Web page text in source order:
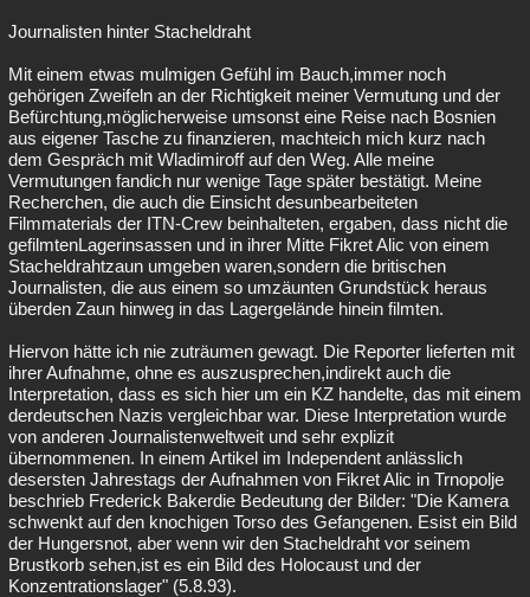
Journalisten hinter Stacheldraht
Mit einem etwas mulmigen Gefühl im Bauch,immer noch
gehörigen Zweifeln an der Richtigkeit meiner Vermutung und der
Befürchtung,möglicherweise umsonst eine Reise nach Bosnien
aus eigener Tasche zu finanzieren, machteich mich kurz nach
dem Gespräch mit Wladimiroff auf den Weg. Alle meine
Vermutungen fandich nur wenige Tage später bestätigt. Meine
Recherchen, die auch die Einsicht desunbearbeiteten
Filmmaterials der ITN-Crew beinhalteten, ergaben, dass nicht die
gefilmtenLagerinsassen und in ihrer Mitte Fikret Alic von einem
Stacheldrahtzaun umgeben waren,sondern die britischen
Journalisten, die aus einem so umzäunten Grundstück heraus
überden Zaun hinweg in das Lagergelände hinein filmten.
Hiervon hätte ich nie zuträumen gewagt. Die Reporter lieferten mit
ihrer Aufnahme, ohne es auszusprechen,indirekt auch die
Interpretation, dass es sich hier um ein KZ handelte, das mit einem
derdeutschen Nazis vergleichbar war. Diese Interpretation wurde
von anderen Journalistenweltweit und sehr explizit
übernommenen. In einem Artikel im Independent anlässlich
desersten Jahrestags der Aufnahmen von Fikret Alic in Trnopolje
beschrieb Frederick Bakerdie Bedeutung der Bilder: "Die Kamera
schwenkt auf den knochigen Torso des Gefangenen. Esist ein Bild
der Hungersnot, aber wenn wir den Stacheldraht vor seinem
Brustkorb sehen,ist es ein Bild des Holocaust und der
Konzentrationslager" (5.8.93).